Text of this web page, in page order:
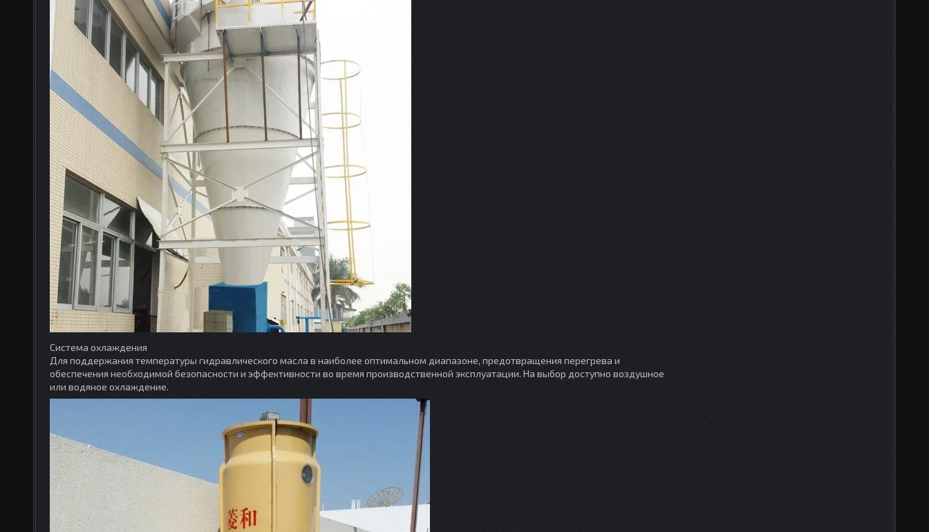
Система охлаждения
Для поддержания температуры гидравлического масла в наиболее оптимальном диапазоне, предотвращения перегрева и
обеспечения необходимой безопасности и эффективности во время производственной эксплуатации. На выбор доступно воздушное
или водяное охлаждение.